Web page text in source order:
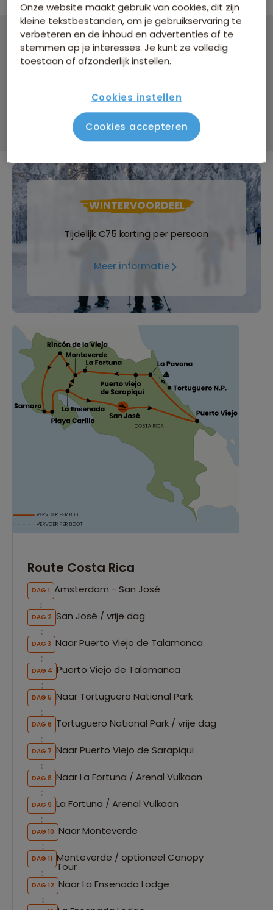
Familiereis Costa Rica
Data & prijzen
WINTERVOORDEEL
Tijdelijk €75 korting per persoon
Meer informatie
Route Costa Rica
DAG 1 Amsterdam - San José
DAG 2 San José / vrije dag
DAG 3 Naar Puerto Viejo de Talamanca
DAG 4 Puerto Viejo de Talamanca
DAG 5 Naar Tortuguero National Park
DAG 6 Tortuguero National Park / vrije dag
DAG 7 Naar Puerto Viejo de Sarapiqui
DAG 8 Naar La Fortuna / Arenal Vulkaan
DAG 9 La Fortuna / Arenal Vulkaan
DAG 10 Naar Monteverde
DAG 11 Monteverde / optioneel Canopy
Tour
DAG 12 Naar La Ensenada Lodge
Onze website maakt gebruik van cookies, dit zijn
kleine tekstbestanden, om je gebruikservaring te
verbeteren en de inhoud en advertenties af te
stemmen op je interesses. Je kunt ze volledig
toestaan of afzonderlijk instellen.
Cookies instellen
Cookies accepteren